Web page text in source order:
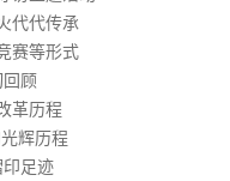
代代传承
赛等形式
顾
革历程
辉历程
足迹